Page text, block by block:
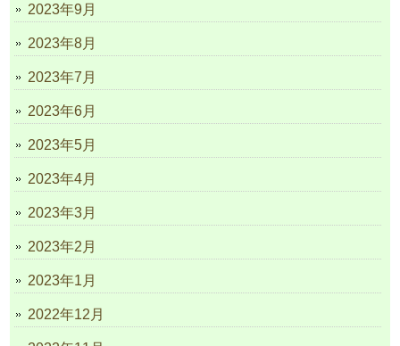
2023年9月
2023年8月
2023年7月
2023年6月
2023年5月
2023年4月
2023年3月
2023年2月
2023年1月
2022年12月